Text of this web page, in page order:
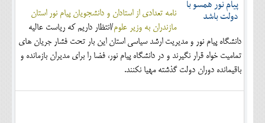
نامه تعدادی از استادان و دانشجویان پیام نور استان
مازندران به وزیر علوم/انتظار داریم که ریاست عالیه
دانشگاه پیام نور و مدیریت ارشد سیاسی استان این بار تحت فشار جریان های
تمامیت خواه قرار نگیرند و در دانشگاه پیام نور، فضا را برای مدیران بازمانده و
باقیمانده دوران دولت گذشته مهیا نکنند.